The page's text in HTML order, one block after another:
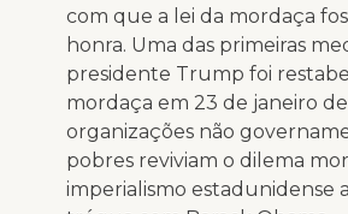
com que a lei da mordaça
honra. Uma das primeiras
presidente Trump foi
mordaça em 23 de janeiro de
organizações não
pobres reviviam o dilema
imperialismo estadunidense